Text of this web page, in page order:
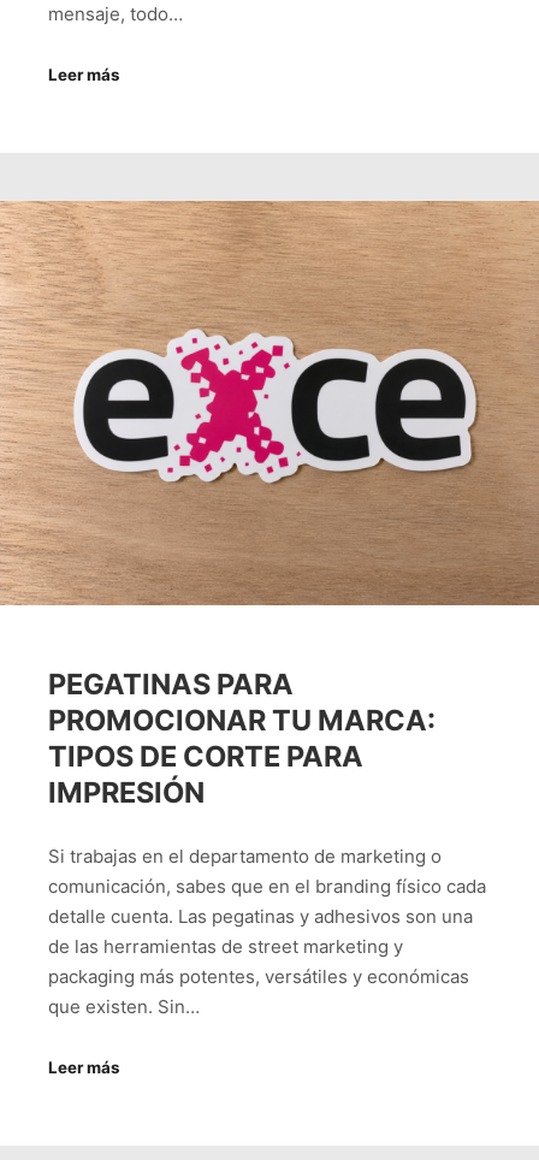
mensaje, todo…
Leer más
PEGATINAS PARA
PROMOCIONAR TU MARCA:
TIPOS DE CORTE PARA
IMPRESIÓN
Si trabajas en el departamento de marketing o
comunicación, sabes que en el branding físico cada
detalle cuenta. Las pegatinas y adhesivos son una
de las herramientas de street marketing y
packaging más potentes, versátiles y económicas
que existen. Sin…
Leer más